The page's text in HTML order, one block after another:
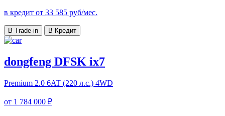
в кредит от 33 585 руб/мес.
В Trade-in В Кредит
dongfeng DFSK ix7
Premium 2.0 6AT (220 л.с.) 4WD
от 1 784 000 ₽